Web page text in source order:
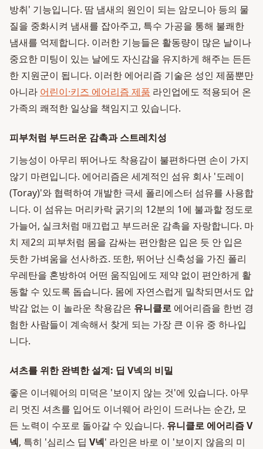
방취' 기능입니다. 땀 냄새의 원인이 되는 암모니아 등의 물
질을 중화시켜 냄새를 잡아주고, 특수 가공을 통해 불쾌한
냄새를 억제합니다. 이러한 기능들은 활동량이 많은 날이나
중요한 미팅이 있는 날에도 자신감을 유지하게 해주는 든든
한 지원군이 됩니다. 이러한 에어리즘 기술은 성인 제품뿐만
아니라 어린이·키즈 에어리즘 제품 라인업에도 적용되어 온
가족의 쾌적한 일상을 책임지고 있습니다.
피부처럼 부드러운 감촉과 스트레치성
기능성이 아무리 뛰어나도 착용감이 불편하다면 손이 가지
않기 마련입니다. 에어리즘은 세계적인 섬유 회사 '도레이
(Toray)'와 협력하여 개발한 극세 폴리에스터 섬유를 사용합
니다. 이 섬유는 머리카락 굵기의 12분의 1에 불과할 정도로
가늘어, 실크처럼 매끄럽고 부드러운 감촉을 자랑합니다. 마
치 제2의 피부처럼 몸을 감싸는 편안함은 입은 듯 안 입은
듯한 가벼움을 선사하죠. 또한, 뛰어난 신축성을 가진 폴리
우레탄을 혼방하여 어떤 움직임에도 제약 없이 편안하게 활
동할 수 있도록 돕습니다. 몸에 자연스럽게 밀착되면서도 압
박감 없는 이 놀라운 착용감은 유니클로 에어리즘을 한번 경
험한 사람들이 계속해서 찾게 되는 가장 큰 이유 중 하나입
니다.
셔츠를 위한 완벽한 설계: 딥 V넥의 비밀
좋은 이너웨어의 미덕은 '보이지 않는 것'에 있습니다. 아무
리 멋진 셔츠를 입어도 이너웨어 라인이 드러나는 순간, 모
든 노력이 수포로 돌아갈 수 있습니다. 유니클로 에어리즘 V
넥, 특히 '심리스 딥 V넥' 라인은 바로 이 '보이지 않음의 미